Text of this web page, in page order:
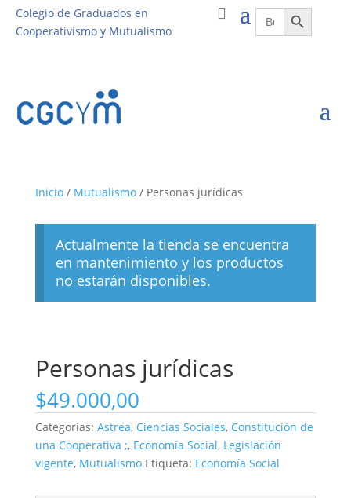
Colegio de Graduados en
Cooperativismo y Mutualismo
Buscar:Botón de búsqueda
Inicio/ Mutualismo/ Personas jurídicas
Actualmente la tienda se encuentra
en mantenimiento y los productos
no estarán disponibles.
Personas jurídicas
$49.000,00
Categorías: Astrea, Ciencias Sociales, Constitución de
una Cooperativa ;, Economía Social, Legislación
vigente, Mutualismo Etiqueta: Economía Social